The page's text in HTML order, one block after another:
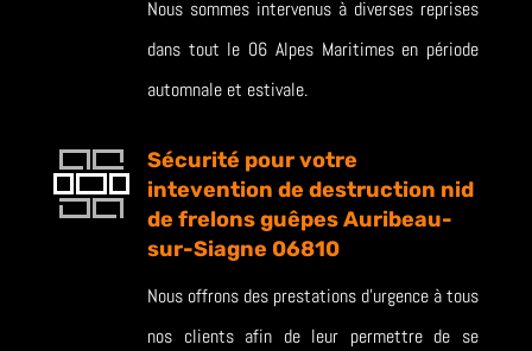
Nous sommes intervenus à diverses reprises
dans tout le 06 Alpes Maritimes en période
automnale et estivale.
Sécurité pour votre
intevention de destruction nid
de frelons guêpes Auribeau-
sur-Siagne 06810
Nous offrons des prestations d’urgence à tous
nos clients afin de leur permettre de se